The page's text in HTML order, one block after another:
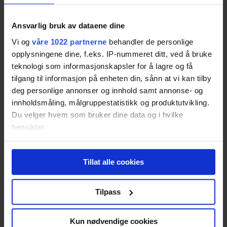
Ansvarlig bruk av dataene dine
Vi og våre 1022 partnerne behandler de personlige
opplysningene dine, f.eks. IP-nummeret ditt, ved å bruke
teknologi som informasjonskapsler for å lagre og få
tilgang til informasjon på enheten din, sånn at vi kan tilby
deg personlige annonser og innhold samt annonse- og
innholdsmåling, målgruppestatistikk og produktutvikling.
Du velger hvem som bruker dine data og i hvilke
hensikter.
Hvis du gir oss lov, vil vi også gjerne:
Innhente informasjon om den geografiske
beliggenheten din, som kan være nøyaktig innenfor
Identifisere enheten din ved å aktivt skanne den
Tillat alle cookies
Tilpass
Kun nødvendige cookies
New Balance Vazee Summit
Resultatet er basert på2tester.Pris fra2 504,-
Pris fra2 504,-
76
HOKA ONE ONE SPEEDGOAT
Resultatet er basert på6tester.Pris fra839,-
74
La Sportiva Bushido